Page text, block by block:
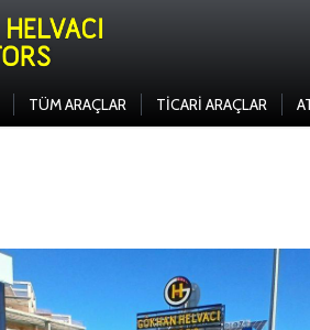
TÜM ARAÇLAR TICARI ARAÇLAR